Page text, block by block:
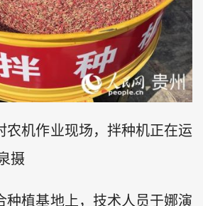
农机作业现场，拌种机正在运
摄
种植基地上，技术人员于娜演